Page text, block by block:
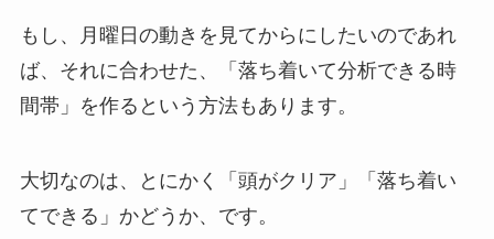
もし、月曜日の動きを見てからにしたいのであれ
ば、 それに合わせた、「落ち着いて分析できる時
間帯」を作るという方法もあります。
大切なのは、とにかく「頭がクリア」「落ち着い
てできる」かどうか、です。